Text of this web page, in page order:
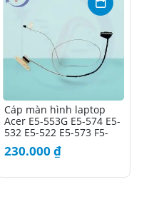
Cáp màn hình laptop
Acer E5-553G E5-574 E5-
532 E5-522 E5-573 F5-
573 F5-571
230.000 ₫